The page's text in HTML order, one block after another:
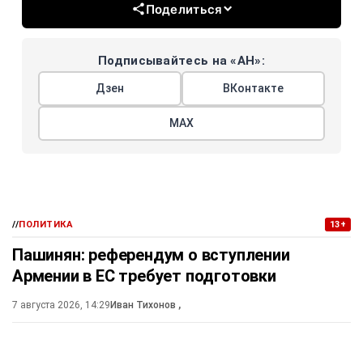
Поделиться
Подписывайтесь на «АН»:
Дзен ВКонтакте
МАХ
//ПОЛИТИКА 13+
Пашинян: референдум о вступлении
Армении в ЕС требует подготовки
7 августа 2026, 14:29Иван Тихонов ,